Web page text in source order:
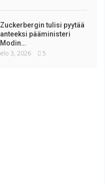
Zuckerbergin tulisi pyytää
anteeksi pääministeri
Modin…
elo 3, 2026 5